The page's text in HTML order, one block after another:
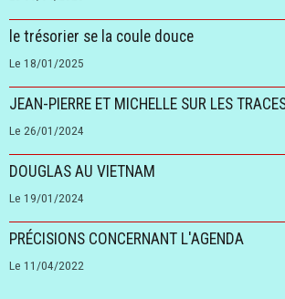
le trésorier se la coule douce
Le 18/01/2025
JEAN-PIERRE ET MICHELLE SUR LES
Le 26/01/2024
DOUGLAS AU VIETNAM
Le 19/01/2024
PRÉCISIONS CONCERNANT L'AGENDA
Le 11/04/2022